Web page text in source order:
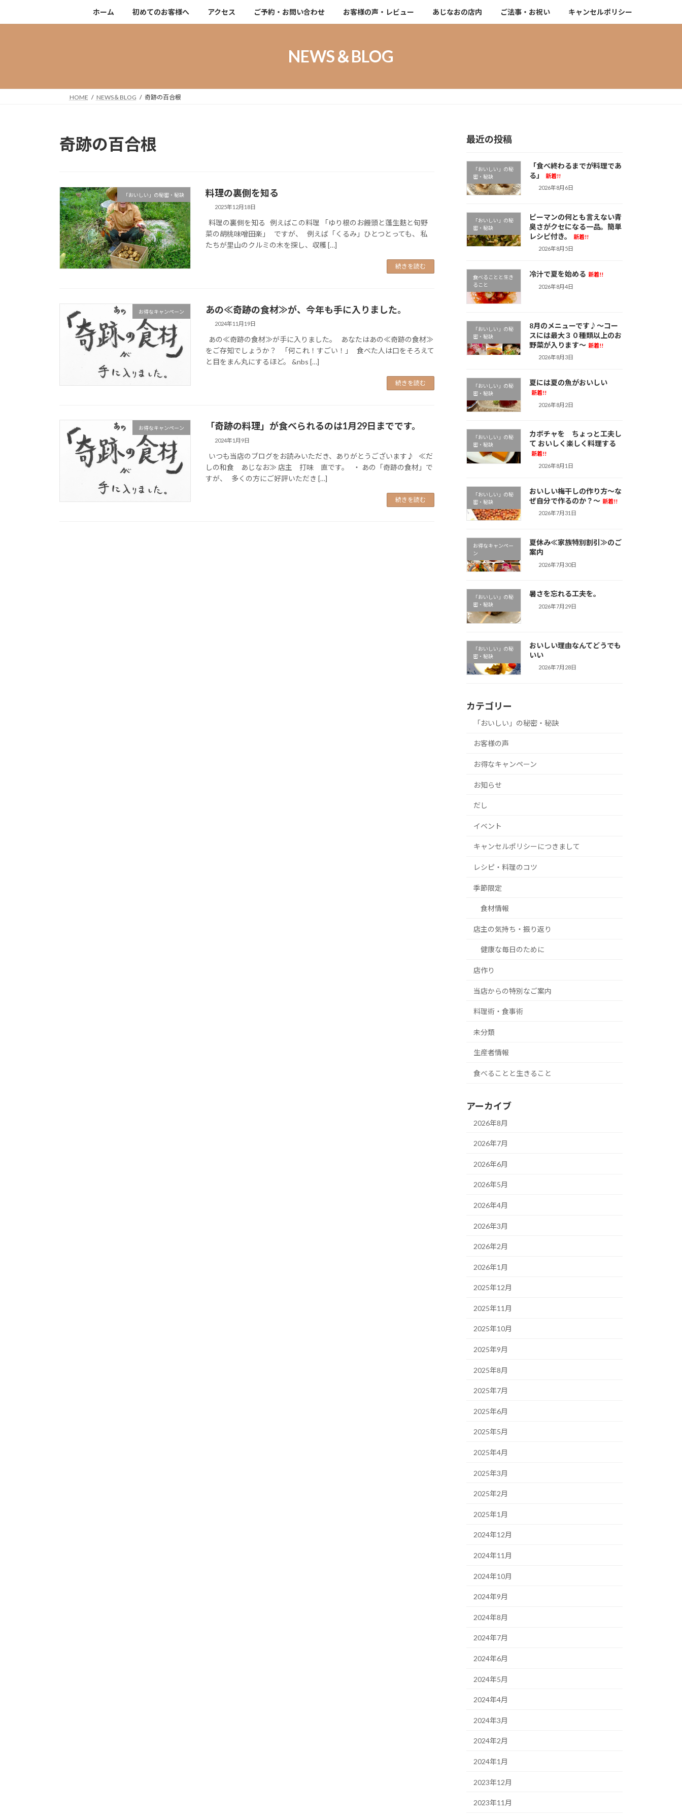
キ
に
ホーム 初めてのお客様へ アクセス ご予約・お問い合わせ お客様の声・レビュー あじなおの店内 ご法事・お祝い キャンセルポリシー
NEWS＆BLOG
HOME NEWS＆BLOG 奇跡の百合根
奇跡の百合根
「おいしい」の秘密・秘訣 料理の裏側を知る
2025年12月18日
料理の裏側を知る 例えばこの料理 「ゆり根のお饅頭と蓬生麩と旬野
菜の胡桃味噌田楽」 ですが、 例えば「くるみ」ひとつとっても、 私
たちが里山のクルミの木を探し、収穫 […]
続きを読む
お得なキャンペーン あの≪奇跡の食材≫が、今年も手に入りました。
2024年11月19日
あの≪奇跡の食材≫が手に入りました。 あなたはあの≪奇跡の食材≫
をご存知でしょうか？ 「何これ！すごい！」 食べた人は口をそろえて
と目をまん丸にするほど。 &nbs […]
続きを読む
お得なキャンペーン 「奇跡の料理」が食べられるのは1月29日までです。
2024年1月9日
いつも当店のブログをお読みいただき、ありがとうございます♪ ≪だ
しの和食 あじなお≫ 店主 打味 直です。 ・ あの「奇跡の食材」で
すが、 多くの方にご好評いただき […]
続きを読む
最近の投稿
「おいしい」の秘
密・秘訣
「食べ終わるまでが料理であ
る」
新着!!
2026年8月6日
「おいしい」の秘
密・秘訣
ピーマンの何とも言えない青
臭さがクセになる一品。簡単
レシピ付き。
新着!!
2026年8月5日
食べることと生き
ること
冷汁で夏を始める 新着!!
2026年8月4日
「おいしい」の秘
密・秘訣
8月のメニューです♪～コー
スには最大３０種類以上のお
野菜が入ります～ 新着!!
2026年8月3日
「おいしい」の秘
密・秘訣
夏には夏の魚がおいしい
新着!!
2026年8月2日
「おいしい」の秘
密・秘訣
カボチャを ちょっと工夫し
て おいしく楽しく料理する
新着!!
2026年8月1日
「おいしい」の秘
密・秘訣
おいしい梅干しの作り方～な
ぜ自分で作るのか？～ 新着!!
2026年7月31日
お得なキャンペー
ン
夏休み≪家族特別割引≫のご
案内
2026年7月30日
「おいしい」の秘
密・秘訣
暑さを忘れる工夫を。
2026年7月29日
「おいしい」の秘
密・秘訣
おいしい理由なんてどうでも
いい
2026年7月28日
カテゴリー
「おいしい」の秘密・秘訣
お客様の声
お得なキャンペーン
お知らせ
だし
イベント
キャンセルポリシーにつきまして
レシピ・料理のコツ
季節限定
食材情報
店主の気持ち・振り返り
健康な毎日のために
店作り
当店からの特別なご案内
料理術・食事術
未分類
生産者情報
食べることと生きること
アーカイブ
2026年8月
2026年7月
2026年6月
2026年5月
2026年4月
2026年3月
2026年2月
2026年1月
2025年12月
2025年11月
2025年10月
2025年9月
2025年8月
2025年7月
2025年6月
2025年5月
2025年4月
2025年3月
2025年2月
2025年1月
2024年12月
2024年11月
2024年10月
2024年9月
2024年8月
2024年7月
2024年6月
2024年5月
2024年4月
2024年3月
2024年2月
2024年1月
2023年12月
2023年11月